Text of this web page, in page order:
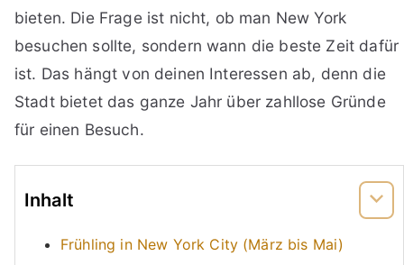
bieten. Die Frage ist nicht, ob man New York
besuchen sollte, sondern wann die beste Zeit dafür
ist. Das hängt von deinen Interessen ab, denn die
Stadt bietet das ganze Jahr über zahllose Gründe
für einen Besuch.
Inhalt
Frühling in New York City (März bis Mai)